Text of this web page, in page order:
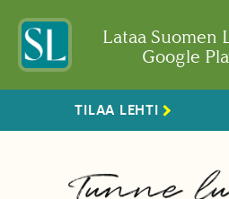
Lataa Suomen
Google
TILAA LEHTI